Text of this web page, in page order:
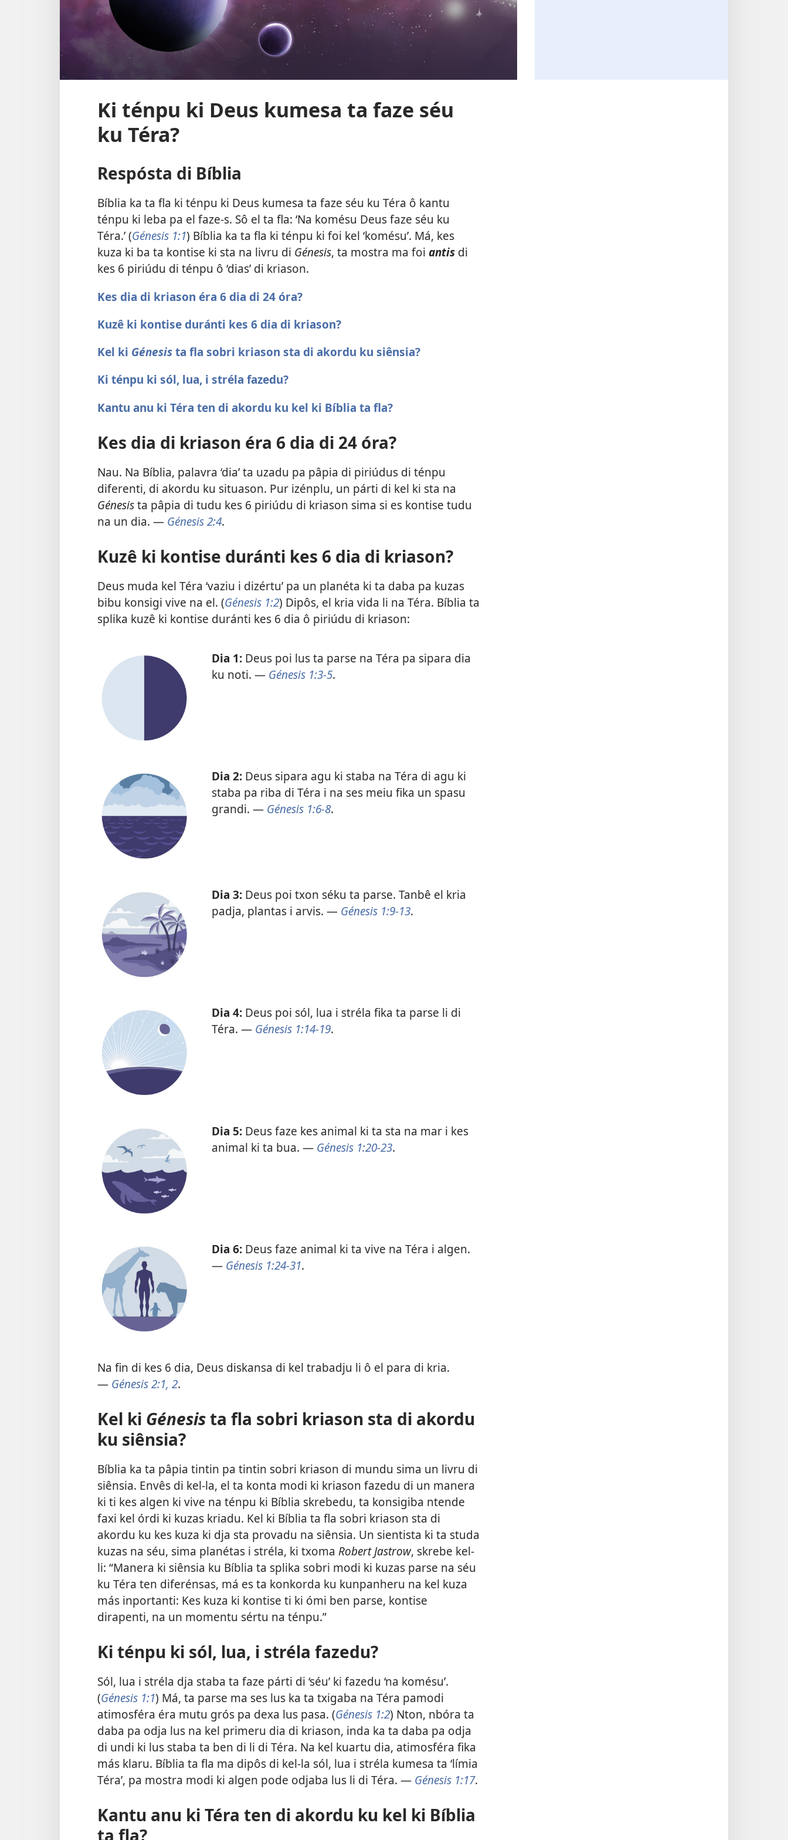
Ki ténpu ki Deus kumesa ta faze séu
ku Téra?
Respósta di Bíblia
Bíblia ka ta fla ki ténpu ki Deus kumesa ta faze séu ku Téra ô kantu
ténpu ki leba pa el faze-s. Sô el ta fla: ‘Na komésu Deus faze séu ku
Téra.’ (Génesis 1:1) Bíblia ka ta fla ki ténpu ki foi kel ‘komésu’. Má, kes
kuza ki ba ta kontise ki sta na livru di Génesis, ta mostra ma foi antis di
kes 6 piriúdu di ténpu ô ‘dias’ di kriason.
Kes dia di kriason éra 6 dia di 24 óra?
Kuzê ki kontise duránti kes 6 dia di kriason?
Kel ki Génesista fla sobri kriason sta di akordu ku siênsia?
Ki ténpu ki sól, lua, i stréla fazedu?
Kantu anu ki Téra ten di akordu ku kel ki Bíblia ta fla?
Kes dia di kriason éra 6 dia di 24 óra?
Nau. Na Bíblia, palavra ‘dia’ ta uzadu pa pâpia di piriúdus di ténpu
diferenti, di akordu ku situason. Pur izénplu, un párti di kel ki sta na
Génesista pâpia di tudu kes 6 piriúdu di kriason sima si es kontise tudu
na un dia. — Génesis 2:4.
Kuzê ki kontise duránti kes 6 dia di kriason?
Deus muda kel Téra ‘vaziu i dizértu’ pa un planéta ki ta daba pa kuzas
bibu konsigi vive na el. (Génesis 1:2) Dipôs, el kria vida li na Téra. Bíblia ta
splika kuzê ki kontise duránti kes 6 dia ô piriúdu di kriason:
Dia 1: Deus poi lus ta parse na Téra pa sipara dia
ku noti. — Génesis 1:3-5.
Dia 2: Deus sipara agu ki staba na Téra di agu ki
staba pa riba di Téra i na ses meiu fika un spasu
grandi. — Génesis 1:6-8.
Dia 3: Deus poi txon séku ta parse. Tanbê el kria
padja, plantas i arvis. — Génesis 1:9-13.
Dia 4: Deus poi sól, lua i stréla fika ta parse li di
Téra. — Génesis 1:14-19.
Dia 5: Deus faze kes animal ki ta sta na mar i kes
animal ki ta bua. — Génesis 1:20-23.
Dia 6: Deus faze animal ki ta vive na Téra i algen.
— Génesis 1:24-31.
Na fin di kes 6 dia, Deus diskansa di kel trabadju li ô el para di kria.
— Génesis 2:1, 2.
Kel ki Génesista fla sobri kriason sta di akordu
ku siênsia?
Bíblia ka ta pâpia tintin pa tintin sobri kriason di mundu sima un livru di
siênsia. Envês di kel-la, el ta konta modi ki kriason fazedu di un manera
ki ti kes algen ki vive na ténpu ki Bíblia skrebedu, ta konsigiba ntende
faxi kel órdi ki kuzas kriadu. Kel ki Bíblia ta fla sobri kriason sta di
akordu ku kes kuza ki dja sta provadu na siênsia. Un sientista ki ta studa
kuzas na séu, sima planétas i stréla, ki txoma Robert Jastrow, skrebe kel-
li: “Manera ki siênsia ku Bíblia ta splika sobri modi ki kuzas parse na séu
ku Téra ten diferénsas, má es ta konkorda ku kunpanheru na kel kuza
más inportanti: Kes kuza ki kontise ti ki ómi ben parse, kontise
dirapenti, na un momentu sértu na ténpu.”
Ki ténpu ki sól, lua, i stréla fazedu?
Sól, lua i stréla dja staba ta faze párti di ‘séu’ ki fazedu ‘na komésu’.
(Génesis 1:1) Má, ta parse ma ses lus ka ta txigaba na Téra pamodi
atimosféra éra mutu grós pa dexa lus pasa. (Génesis 1:2) Nton, nbóra ta
daba pa odja lus na kel primeru dia di kriason, inda ka ta daba pa odja
di undi ki lus staba ta ben di li di Téra. Na kel kuartu dia, atimosféra fika
más klaru. Bíblia ta fla ma dipôs di kel-la sól, lua i stréla kumesa ta ‘límia
Téra’, pa mostra modi ki algen pode odjaba lus li di Téra. — Génesis 1:17.
Kantu anu ki Téra ten di akordu ku kel ki Bíblia
ta fla?